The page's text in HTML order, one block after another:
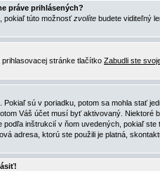
práve prihlásených?
, pokiaľ túto možnosťzvolíte budete viditeľný
prihlasovacej stránke tlačítko Zabudli ste
sú v poriadku, potom sa mohla stať
Váš účet musí byť aktivovaný.
inštrukcií v ňom uvedených, pokiaľ
adresa, ktorú ste použili je platná,